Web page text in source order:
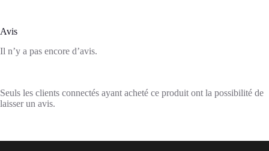
Avis
Il n’y a pas encore d’avis.
Seuls les clients connectés ayant acheté ce produit ont la possibilité de
laisser un avis.